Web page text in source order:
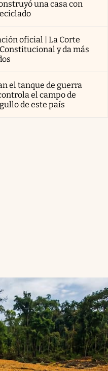
una casa con
oficial | La Corte
y da más
el tanque de guerra
el campo de
de este país